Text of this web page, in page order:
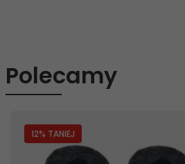
Polecamy
12% TANIEJ